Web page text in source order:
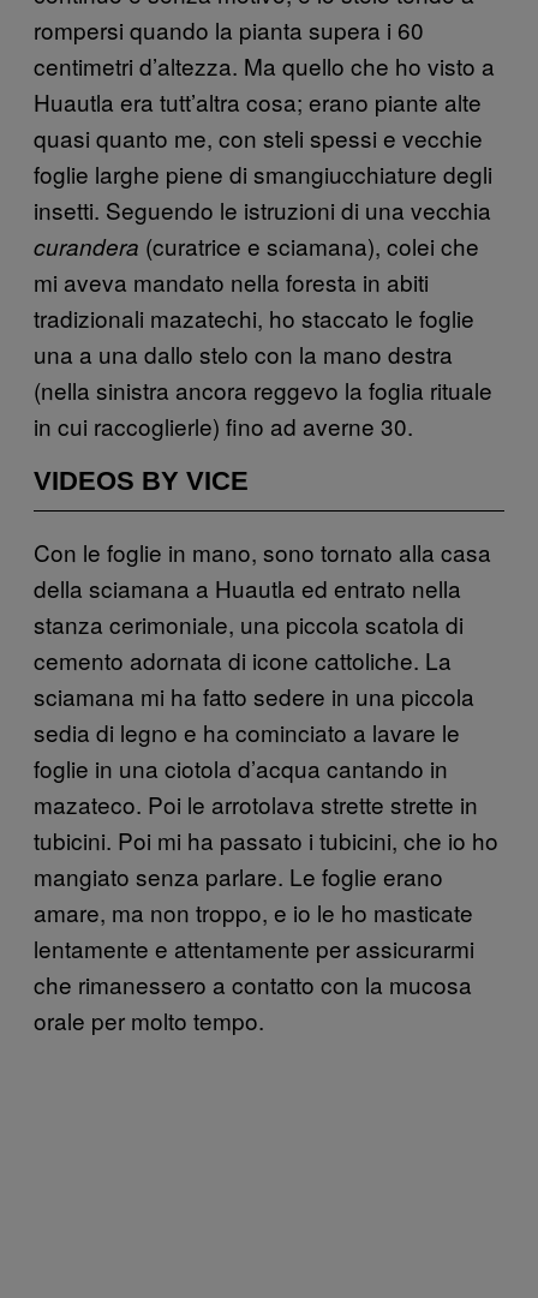
rompersi quando la pianta supera i 60
centimetri d’altezza. Ma quello che ho visto a
Huautla era tutt’altra cosa; erano piante alte
quasi quanto me, con steli spessi e vecchie
foglie larghe piene di smangiucchiature degli
insetti. Seguendo le istruzioni di una vecchia
curandera (curatrice e sciamana), colei che
mi aveva mandato nella foresta in abiti
tradizionali mazatechi, ho staccato le foglie
una a una dallo stelo con la mano destra
(nella sinistra ancora reggevo la foglia rituale
in cui raccoglierle) fino ad averne 30.
VIDEOS BY VICE
Con le foglie in mano, sono tornato alla casa
della sciamana a Huautla ed entrato nella
stanza cerimoniale, una piccola scatola di
cemento adornata di icone cattoliche. La
sciamana mi ha fatto sedere in una piccola
sedia di legno e ha cominciato a lavare le
foglie in una ciotola d’acqua cantando in
mazateco. Poi le arrotolava strette strette in
tubicini. Poi mi ha passato i tubicini, che io ho
mangiato senza parlare. Le foglie erano
amare, ma non troppo, e io le ho masticate
lentamente e attentamente per assicurarmi
che rimanessero a contatto con la mucosa
orale per molto tempo.